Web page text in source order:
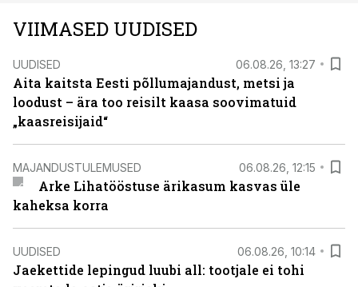
VIIMASED UUDISED
UUDISED 06.08.26, 13:27
Aita kaitsta Eesti põllumajandust, metsi ja
loodust – ära too reisilt kaasa soovimatuid
„kaasreisijaid“
MAJANDUSTULEMUSED 06.08.26, 12:15
Arke Lihatööstuse ärikasum kasvas üle
kaheksa korra
UUDISED 06.08.26, 10:14
Jaekettide lepingud luubi all: tootjale ei tohi